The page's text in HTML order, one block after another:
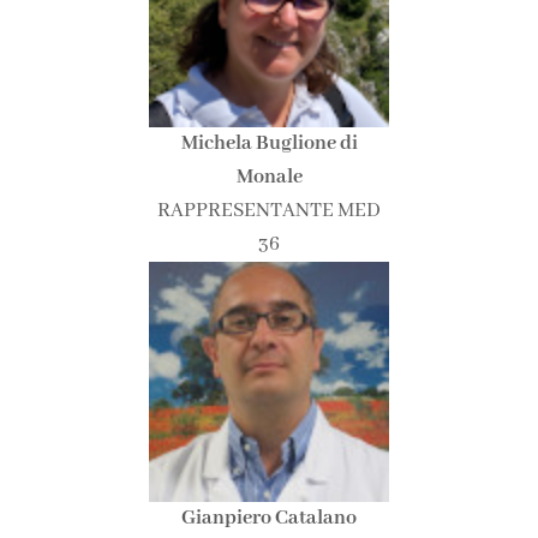
Michela Buglione di
Monale
RAPPRESENTANTE MED
36
Gianpiero Catalano